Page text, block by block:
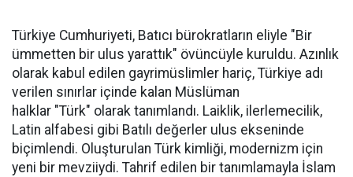
Türkiye Cumhuriyeti, Batıcı bürokratların eliyle "Bir
ümmetten bir ulus yarattık" övüncüyle kuruldu. Azınlık
olarak kabul edilen gayrimüslimler hariç, Türkiye adı
verilen sınırlar içinde kalan Müslüman
halklar "Türk" olarak tanımlandı. Laiklik, ilerlemecilik,
Latin alfabesi gibi Batılı değerler ulus ekseninde
biçimlendi. Oluşturulan Türk kimliği, modernizm için
yeni bir mevziiydi. Tahrif edilen bir tanımlamayla İslam